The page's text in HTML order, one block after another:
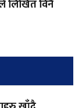
लिखित विनै